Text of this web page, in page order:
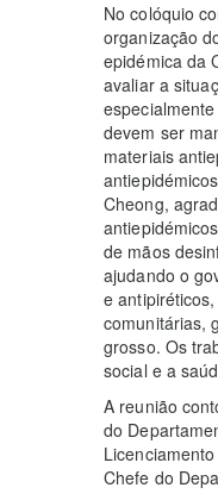
No colóquio
organização
epidémica da
avaliar a
devem ser
materiais
Cheong,
de mãos
ajudando o
e
comunitárias,
grosso. Os
social e a
A reunião
do
Chefe do